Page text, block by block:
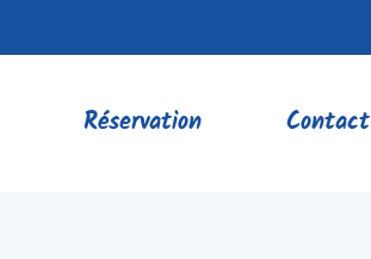
Réservation Contact